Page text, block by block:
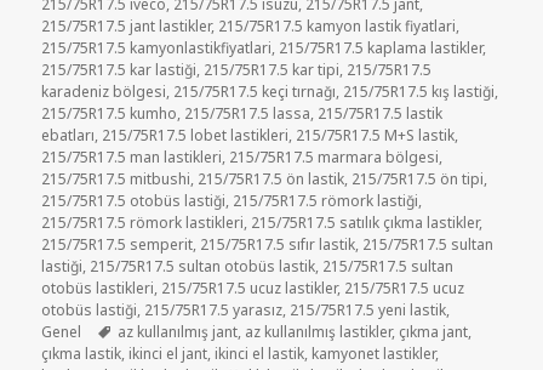
215/75R17.5 iveco, 215/75R17.5 ısuzu, 215/75R17.5 jant,
215/75R17.5 jant lastikler, 215/75R17.5 kamyon lastik fiyatlari,
215/75R17.5 kamyonlastikfiyatlari, 215/75R17.5 kaplama lastikler,
215/75R17.5 kar lastiği, 215/75R17.5 kar tipi, 215/75R17.5
karadeniz bölgesi, 215/75R17.5 keçi tırnağı, 215/75R17.5 kış lastiği,
215/75R17.5 kumho, 215/75R17.5 lassa, 215/75R17.5 lastik
ebatları, 215/75R17.5 lobet lastikleri, 215/75R17.5 M+S lastik,
215/75R17.5 man lastikleri, 215/75R17.5 marmara bölgesi,
215/75R17.5 mitbushi, 215/75R17.5 ön lastik, 215/75R17.5 ön tipi,
215/75R17.5 otobüs lastiği, 215/75R17.5 römork lastiği,
215/75R17.5 römork lastikleri, 215/75R17.5 satılık çıkma lastikler,
215/75R17.5 semperit, 215/75R17.5 sıfır lastik, 215/75R17.5 sultan
lastiği, 215/75R17.5 sultan otobüs lastik, 215/75R17.5 sultan
otobüs lastikleri, 215/75R17.5 ucuz lastikler, 215/75R17.5 ucuz
otobüs lastiği, 215/75R17.5 yarasız, 215/75R17.5 yeni lastik,
Genel
Etiketler
az kullanılmış jant, az kullanılmış lastikler, çıkma jant,
çıkma lastik, ikinci el jant, ikinci el lastik, kamyonet lastikler,